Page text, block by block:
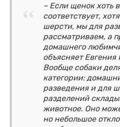
– Если щенок хоть
соответствует,
шерсти, мы для
рассматриваем, а
домашнего
объясняет Евгения
Вообще собаки
категории:
разведения и для
разделений
животное. Оно
но небольшое